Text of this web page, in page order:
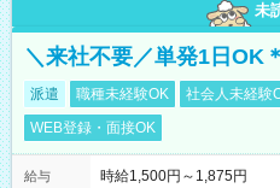
未
＼来社不要／単発1日OK
派遣 職種未経験OK 社会人未経験
WEB登録・面接OK
給与 時給1,500円～1,875円